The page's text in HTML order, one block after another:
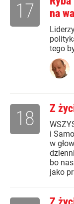
na
tego
17
Z
i
w
bo
jako
18